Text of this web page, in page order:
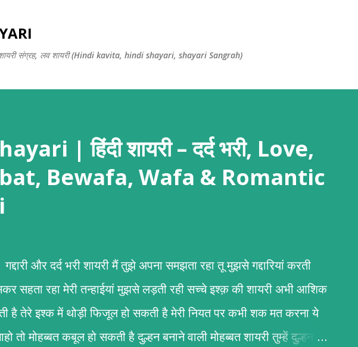
शायरी संग्रह, लव शायरी (Hindi kavita, hindi shayari, shayari Sangrah)
| हिंदी शायरी – दर्द भरी, Love,
Bewafa, Wafa & Romantic
और दर्द भरी शायरी मैं तुझे अपना समझता रहा तू मुझसे गद्दारियां करती
सहता रहा मेरी तन्हाईयां मुझसे लड़ती रही सच्चे इश्क़ की शायरी अभी आशिक
है तेरे इश्क में थोड़ी फिजूल हो सकती है मेरी नियत पर कभी शक मत करना ये
तो मोहब्बत कबूल हो सकती है दुल्हन बनाने वाली मोहब्बत शायरी तुम्हें दुल्हन